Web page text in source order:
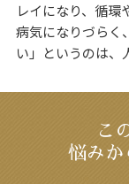
レイになり、循環
病気になりづらく
い」というのは、
こ
悩みか